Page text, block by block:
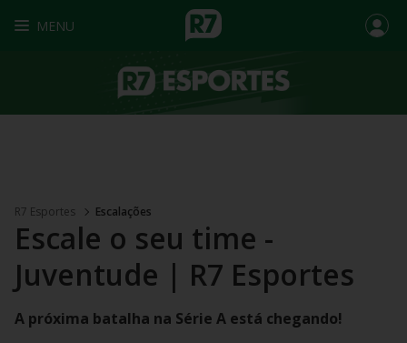
MENU
R7 Esportes Escalações
Escale o seu time -
Juventude | R7 Esportes
A próxima batalha na Série A está chegando!